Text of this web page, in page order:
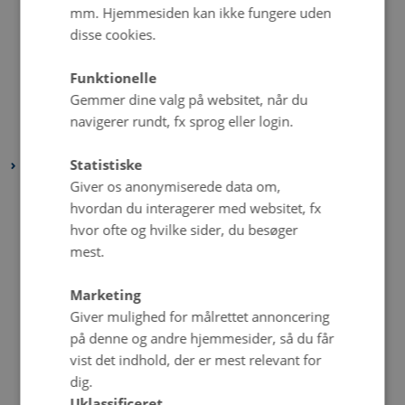
juni 2021 (3 poster)
maj 2021(5 poster)
marts 2021(3 poster)
februar 2021
(2 poster)
december 2020(4 poster)
november 2020(4 poster)
oktober 2020
august 2020(3 poster)
juli 2020(2 poster)
juni 2020 (6 poster)
maj 2020
mm. Hjemmesiden kan ikke fungere uden
disse cookies.
Funktionelle
Gemmer dine valg på websitet, når du
navigerer rundt, fx sprog eller login.
Statistiske
Giver os anonymiserede data om,
hvordan du interagerer med websitet, fx
hvor ofte og hvilke sider, du besøger
mest.
Marketing
Giver mulighed for målrettet annoncering
på denne og andre hjemmesider, så du får
vist det indhold, der er mest relevant for
dig.